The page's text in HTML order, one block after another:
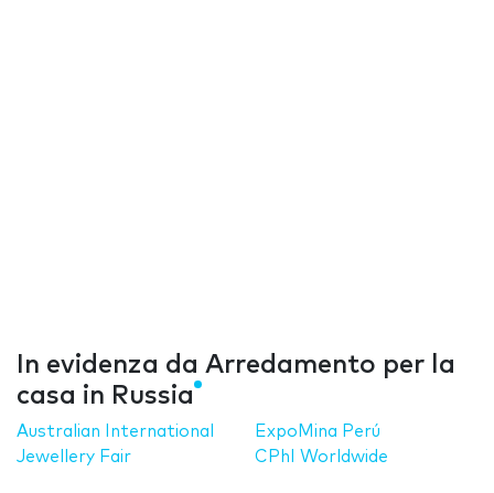
In evidenza da Arredamento per la
casa in Russia
Australian International
Jewellery Fair
ExpoMina Perú
CPhI Worldwide